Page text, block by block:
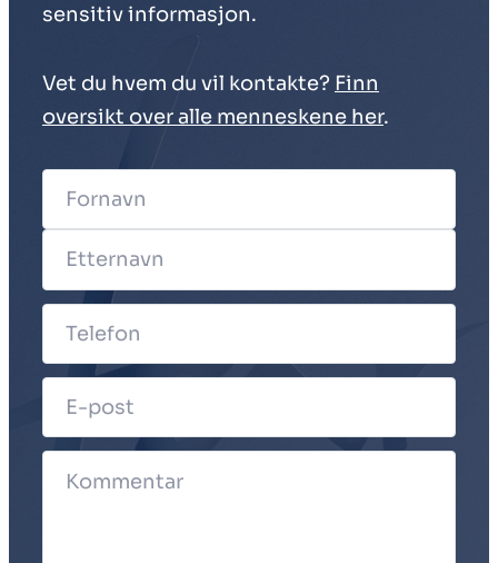
sensitiv informasjon.
Vet du hvem du vil kontakte? Finn
oversikt over alle menneskene her.